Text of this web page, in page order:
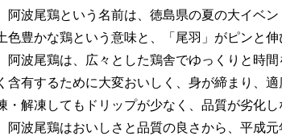
阿波尾鶏という名前は、徳島県の夏の大イベ
色豊かな鶏という意味と、「尾羽」がピンと
阿波尾鶏は、広々とした鶏舎でゆっくりと時
含有するために大変おいしく、身が締まり、
・解凍してもドリップが少なく、品質が劣化し
阿波尾鶏はおいしさと品質の良さから、平成